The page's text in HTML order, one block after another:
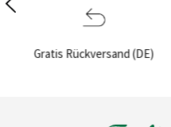
Lieferzeit: 1-3 Werktage